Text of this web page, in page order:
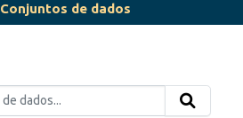
Conjuntos de dados